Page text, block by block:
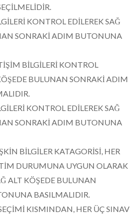
KONTROL EDİLEREK SAĞ
SONRAKİ ADIM BUTONUNA
BİLGİLERİ KONTROL
BULUNAN SONRAKİ ADIM
KONTROL EDİLEREK SAĞ
SONRAKİ ADIM BUTONUNA
BİLGİLER KATAGORİSİ, HER
DURUMUNA UYGUN OLARAK
ALT KÖŞEDE BULUNAN
BASILMALIDIR.
KISMINDAN, HER ÜÇ SINAV